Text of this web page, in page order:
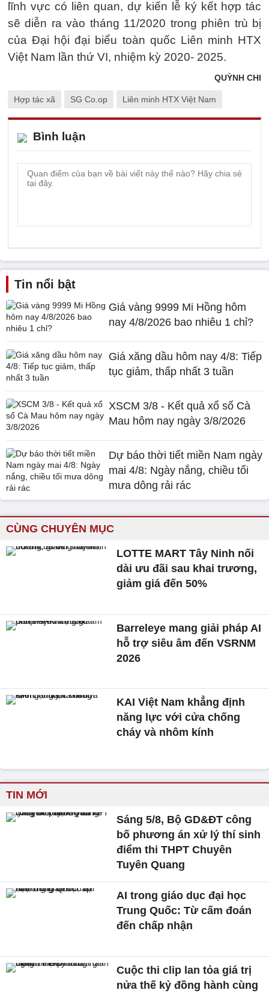
lĩnh vực có liên quan, dự kiến lễ ký kết hợp tác
sẽ diễn ra vào tháng 11/2020 trong phiên trù bị
của Đại hội đại biểu toàn quốc Liên minh HTX
Việt Nam lần thứ VI, nhiệm kỳ 2020- 2025.
QUỲNH CHI
Hợp tác xã SG Co.op Liên minh HTX Việt Nam
Bình luận
Tin nổi bật
Giá vàng 9999 Mi Hồng hôm
nay 4/8/2026 bao nhiêu 1 chỉ?
Giá xăng dầu hôm nay 4/8: Tiếp
tục giảm, thấp nhất 3 tuần
XSCM 3/8 - Kết quả xổ số Cà
Mau hôm nay ngày 3/8/2026
Dự báo thời tiết miền Nam ngày
mai 4/8: Ngày nắng, chiều tối
mưa dông rải rác
CÙNG CHUYÊN MỤC
LOTTE MART Tây Ninh nối
dài ưu đãi sau khai trương,
giảm giá đến 50%
Barreleye mang giải pháp AI
hỗ trợ siêu âm đến VSRNM
2026
KAI Việt Nam khẳng định
năng lực với cửa chống
cháy và nhôm kính
TIN MỚI
Sáng 5/8, Bộ GD&ĐT công
bố phương án xử lý thí sinh
điểm thi THPT Chuyên
Tuyên Quang
AI trong giáo dục đại học
Trung Quốc: Từ cấm đoán
đến chấp nhận
Cuộc thi clip lan tỏa giá trị
nửa thế kỷ đồng hành cùng